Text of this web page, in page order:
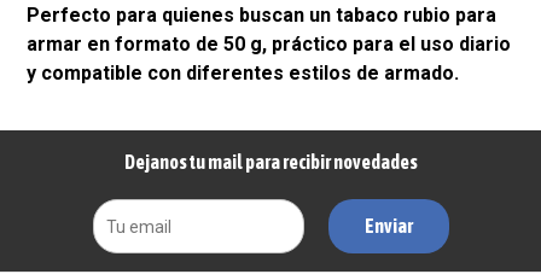
Perfecto para quienes buscan un tabaco rubio para
armar en formato de 50 g, práctico para el uso diario
y compatible con diferentes estilos de armado.
Dejanos tu mail para recibir novedades
Enviar